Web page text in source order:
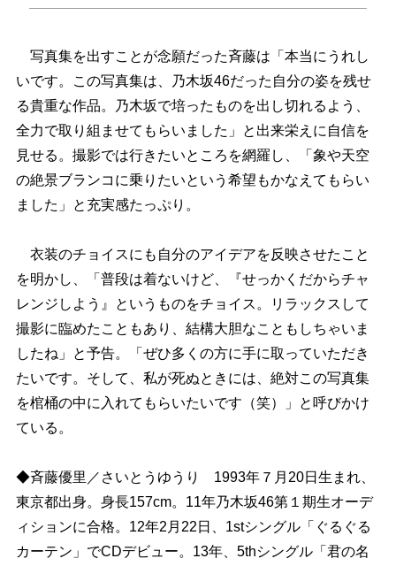
写真集を出すことが念願だった斉藤は「本当にうれし
いです。この写真集は、乃木坂46だった自分の姿を残せ
る貴重な作品。乃木坂で培ったものを出し切れるよう、
全力で取り組ませてもらいました」と出来栄えに自信を
見せる。撮影では行きたいところを網羅し、「象や天空
の絶景ブランコに乗りたいという希望もかなえてもらい
ました」と充実感たっぷり。
衣装のチョイスにも自分のアイデアを反映させたこと
を明かし、「普段は着ないけど、『せっかくだからチャ
レンジしよう』というものをチョイス。リラックスして
撮影に臨めたこともあり、結構大胆なこともしちゃいま
したね」と予告。「ぜひ多くの方に手に取っていただき
たいです。そして、私が死ぬときには、絶対この写真集
を棺桶の中に入れてもらいたいです（笑）」と呼びかけ
ている。
◆斉藤優里／さいとうゆうり 1993年７月20日生まれ、
東京都出身。身長157cm。11年乃木坂46第１期生オーデ
ィションに合格。12年2月22日、1stシングル「ぐるぐる
カーテン」でCDデビュー。13年、5thシングル「君の名